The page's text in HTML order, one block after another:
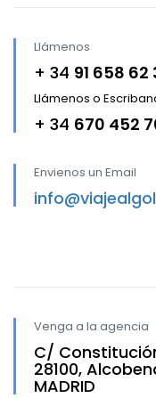
Llámenos
+ 34 91 658 62
Llámenos o
+ 34 670 452
Envienos un Email
Venga a la agencia
C/
28100,
MADRID